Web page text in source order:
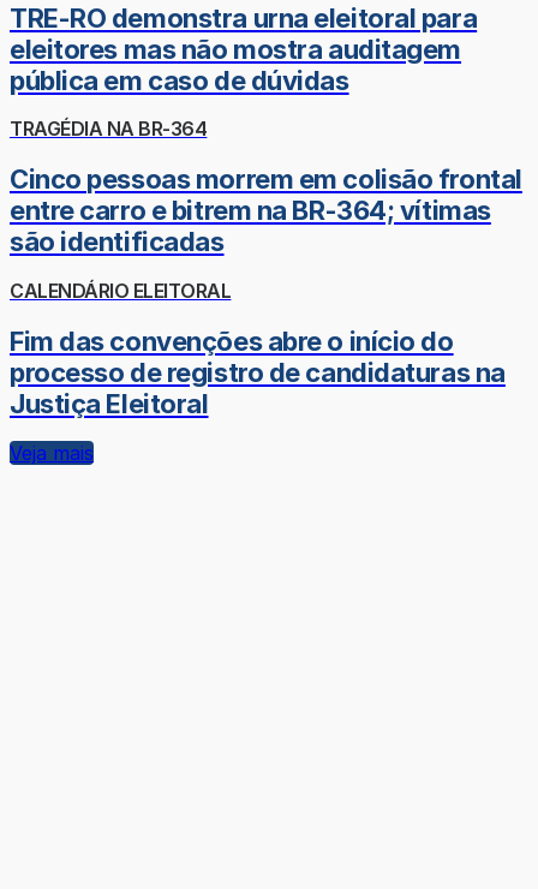
TRE-RO demonstra urna eleitoral para
eleitores mas não mostra auditagem
pública em caso de dúvidas
TRAGÉDIA NA BR-364
Cinco pessoas morrem em colisão frontal
entre carro e bitrem na BR-364; vítimas
são identificadas
CALENDÁRIO ELEITORAL
Fim das convenções abre o início do
processo de registro de candidaturas na
Justiça Eleitoral
Veja mais